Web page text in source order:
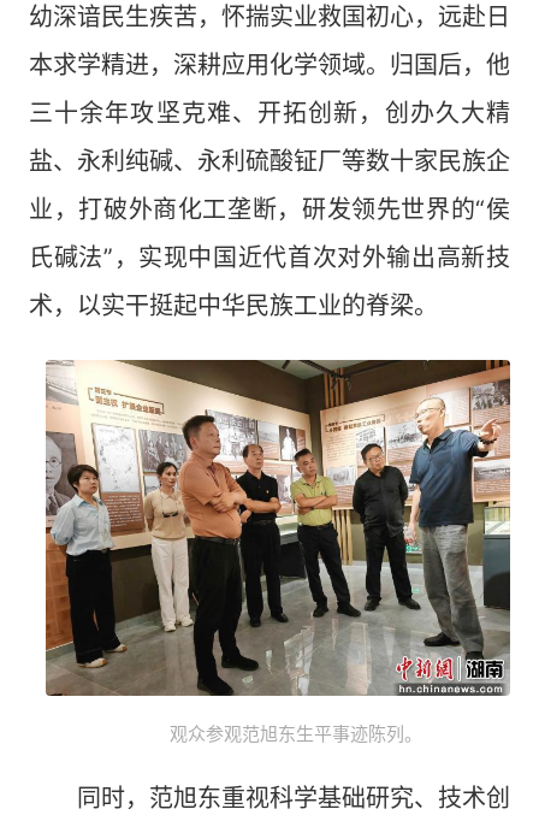
幼深谙民生疾苦，怀揣实业救国初心，远赴日
本求学精进，深耕应用化学领域。归国后，他
三十余年攻坚克难、开拓创新，创办久大精
盐、永利纯碱、永利硫酸钲厂等数十家民族企
业，打破外商化工垄断，研发领先世界的“侯
氏碱法”，实现中国近代首次对外输出高新技
术，以实干挺起中华民族工业的脊梁。
观众参观范旭东生平事迹陈列。
同时，范旭东重视科学基础研究、技术创